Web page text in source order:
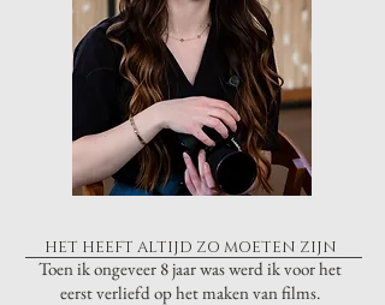
HET HEEFT ALTIJD ZO MOETEN ZIJN
Toen ik ongeveer 8 jaar was werd ik voor het
eerst verliefd op het maken van films.